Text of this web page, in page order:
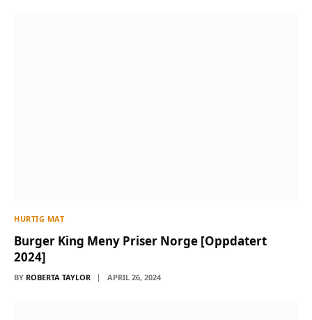
HURTIG MAT
Burger King Meny Priser Norge [Oppdatert
2024]
BY ROBERTA TAYLOR APRIL 26, 2024